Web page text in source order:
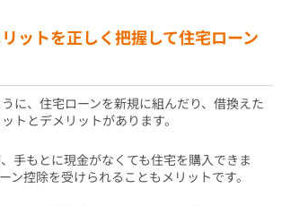
ットを正しく把握して住宅ローン
に、住宅ローンを新規に組んだり、借換えた
トとデメリットがあります。
手もとに現金がなくても住宅を購入できま
ン控除を受けられることもメリットです。